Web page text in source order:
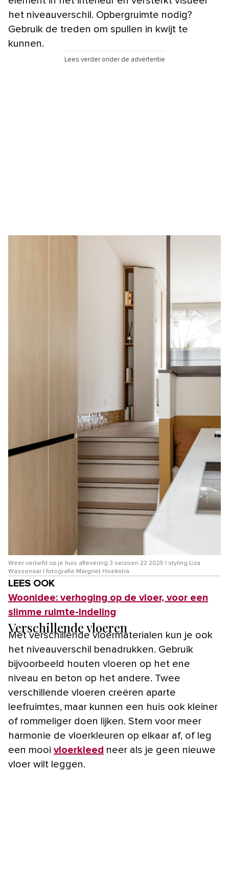
het niveauverschil. Opbergruimte nodig?
Gebruik de treden om spullen in kwijt te
kunnen.
Lees verder onder de advertentie
Weer verliefd op je huis aflevering 3 seizoen 22 2025 | styling Liza
Wassenaar | fotografie Margriet Hoekstra
LEES OOK
Woonidee: verhoging op de vloer, voor een
slimme ruimte-indeling
Verschillende vloeren
Met verschillende vloermaterialen kun je ook
het niveauverschil benadrukken. Gebruik
bijvoorbeeld houten vloeren op het ene
niveau en beton op het andere. Twee
verschillende vloeren creëren aparte
leefruimtes, maar kunnen een huis ook kleiner
of rommeliger doen lijken. Stem voor meer
harmonie de vloerkleuren op elkaar af, of leg
een mooi vloerkleed neer als je geen nieuwe
vloer wilt leggen.